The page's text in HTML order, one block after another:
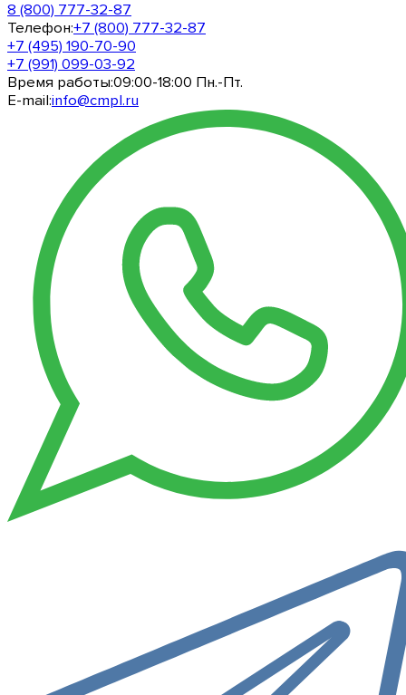
8 (800) 777-32-87
Телефон:+7 (800) 777-32-87
+7 (495) 190-70-90
+7 (991) 099-03-92
Время работы:09:00-18:00 Пн.-Пт.
E-mail:info@cmpl.ru